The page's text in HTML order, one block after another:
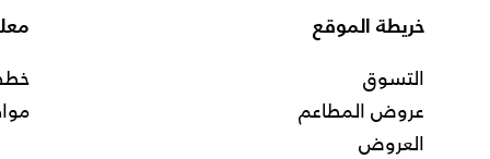
خريطة الموقع
التسوق
عروض المطاعم
العروض